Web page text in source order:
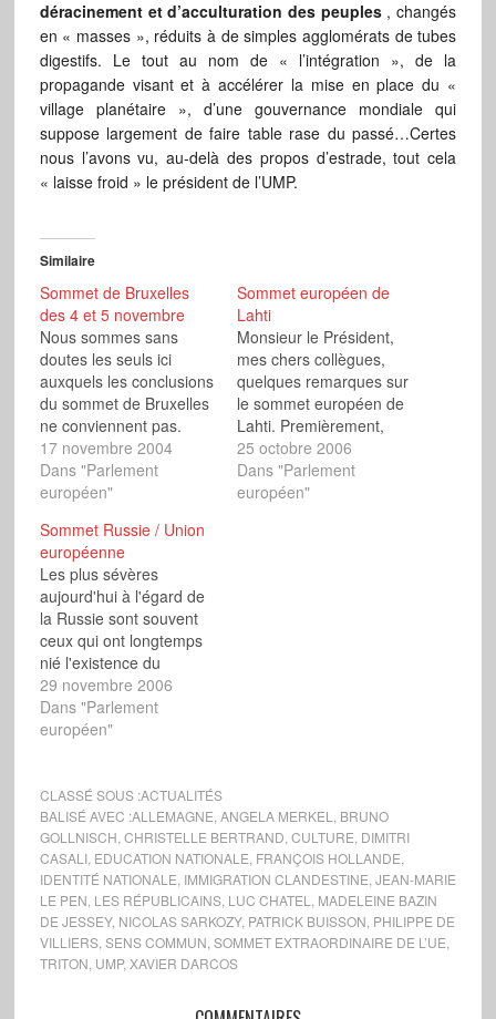
déracinement et d’acculturation des peuples, changés
en « masses », réduits à de simples agglomérats de tubes
digestifs. Le tout au nom de « l’intégration », de la
propagande visant et à accélérer la mise en place du «
village planétaire », d’une gouvernance mondiale qui
suppose largement de faire table rase du passé…Certes
nous l’avons vu, au-delà des propos d’estrade, tout cela
« laisse froid » le président de l’UMP.
Similaire
Sommet de Bruxelles
des 4 et 5 novembre
Nous sommes sans
doutes les seuls ici
auxquels les conclusions
du sommet de Bruxelles
ne conviennent pas.
Nous ne pouvons pas
cautionner entièrement
la stratégie de Lisbonne.
louables affichés -
comme l'emploi, la
formation, la croissance
économique -, et les
moyens prétendument
employés - la
coordination -,…
17 novembre 2004
Dans "Parlement
européen"
Sommet européen de
Lahti
Monsieur le Président,
mes chers collègues,
quelques remarques sur
le sommet européen de
Lahti. Premièrement,
alors que notre continent
subit une vague
d'immigration
25 octobre 2006
Dans "Parlement
européen"
Sommet Russie / Union
européenne
Les plus sévères
aujourd'hui à l'égard de
la Russie sont souvent
ceux qui ont longtemps
nié l'existence du
goulag, la nature
totalitaire du
communisme et la
Pendant 74 ans, les
communistes ont piétiné
les libertés et les
solidarités les plus
élémentaires, allant
jusqu'à obliger les
enfants…
29 novembre 2006
Dans "Parlement
européen"
CLASSÉ SOUS :ACTUALITÉS
BALISÉ AVEC :ALLEMAGNE ANGELA MERKEL
BRUNO
GOLLNISCH CHRISTELLE BERTRAND CULTURE DIMITRI
CASALI, EDUCATION NATIONALE FRANÇOIS HOLLANDE
IDENTITÉ NATIONALE IMMIGRATION CLANDESTINE JEAN-MARIE
LE PEN LES RÉPUBLICAINS, LUC CHATEL
MADELEINE BAZIN
DE JESSEY, NICOLAS SARKOZY, PATRICK BUISSON PHILIPPE DE
VILLIERS, SENS COMMUN SOMMET EXTRAORDINAIRE DE L’UE
TRITON UMP, XAVIER DARCOS